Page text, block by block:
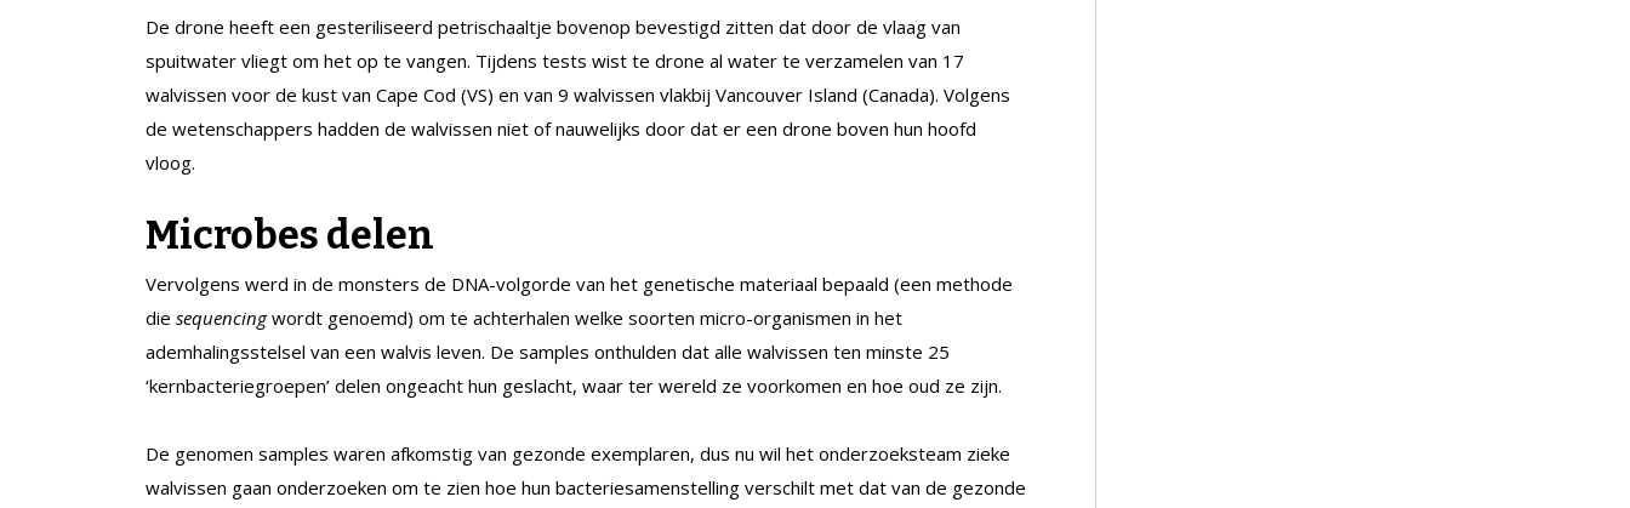
De drone heeft een gesteriliseerd petrischaaltje bovenop bevestigd zitten dat door de vlaag van
spuitwater vliegt om het op te vangen. Tijdens tests wist te drone al water te verzamelen van 17
walvissen voor de kust van Cape Cod (VS) en van 9 walvissen vlakbij Vancouver Island (Canada). Volgens
de wetenschappers hadden de walvissen niet of nauwelijks door dat er een drone boven hun hoofd
vloog.
Microbes delen
Vervolgens werd in de monsters de DNA-volgorde van het genetische materiaal bepaald (een methode
die sequencingwordt genoemd) om te achterhalen welke soorten micro-organismen in het
ademhalingsstelsel van een walvis leven. De samples onthulden dat alle walvissen ten minste 25
‘kernbacteriegroepen’ delen ongeacht hun geslacht, waar ter wereld ze voorkomen en hoe oud ze zijn.
De genomen samples waren afkomstig van gezonde exemplaren, dus nu wil het onderzoeksteam zieke
walvissen gaan onderzoeken om te zien hoe hun bacteriesamenstelling verschilt met dat van de gezonde